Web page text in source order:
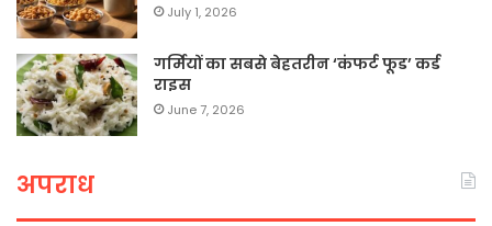
July 1, 2026
गर्मियों का सबसे बेहतरीन ‘कंफर्ट फूड’ कर्ड
राइस
June 7, 2026
अपराध